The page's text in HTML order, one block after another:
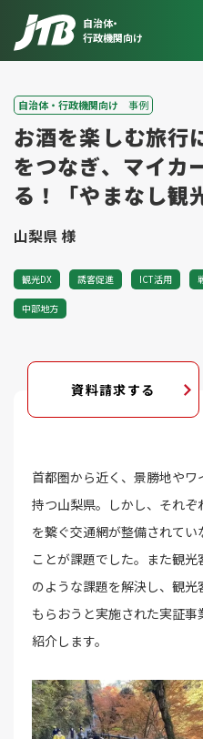
自治体・
行政機関向け
自治体・行政機関向け 事例
お酒を楽しむ旅行
をつなぎ、マイカ
る！「やまなし観
山梨県 様
観光DX 誘客促進 ICT活用
中部地方
資料請求する
首都圏から近く、景勝地や
持つ山梨県。しかし、それ
を繋ぐ交通網が整備されて
ことが課題でした。また観
のような課題を解決し、観
もらおうと実施された実証
紹介します。